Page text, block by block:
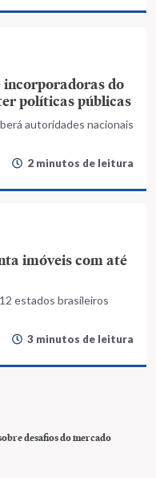
do
políticas públicas
autoridades nacionais
2 minutos de leitura
imóveis com até
estados brasileiros
3 minutos de leitura
desafios do mercado